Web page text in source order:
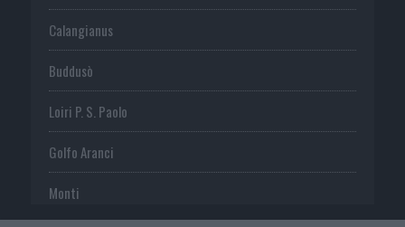
Calangianus
Buddusò
Loiri P. S. Paolo
Golfo Aranci
Monti